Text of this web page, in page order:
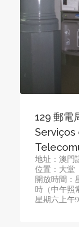
129 郵電
Serviços
地址：澳門
位置：大堂
開放時間：
時（中午照
星期六上午